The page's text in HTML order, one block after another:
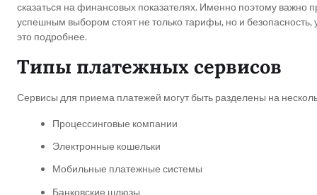
сказаться на финансовых показателях. Именно поэтому важно
успешным выбором стоят не только тарифы, но и
это подробнее.
Типы платежных сервисов
Сервисы для приема платежей могут быть разделены на
Процессинговые компании
Электронные кошельки
Мобильные платежные системы
Банковские шлюзы